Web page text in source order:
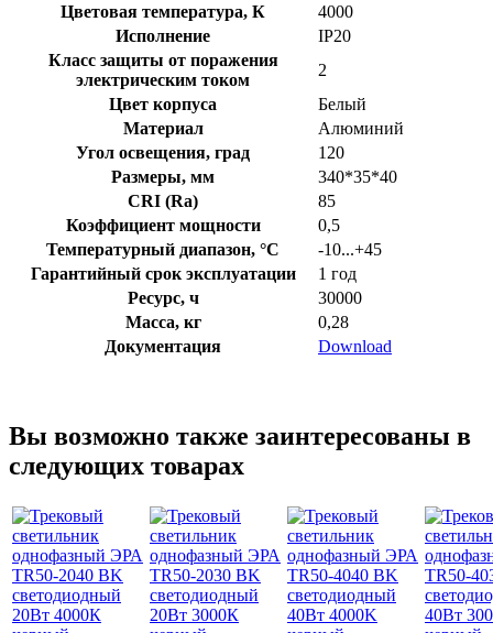
Цветовая температура, К
4000
Исполнение
IP20
Класс защиты от поражения
электрическим током
2
Цвет корпуса
Белый
Материал
Алюминий
Угол освещения, град
120
Размеры, мм
340*35*40
CRI (Ra)
85
Коэффициент мощности
0,5
Температурный диапазон, °C
-10...+45
Гарантийный срок эксплуатации
1 год
Ресурс, ч
30000
Масса, кг
0,28
Документация
Download
Вы возможно также заинтересованы в
следующих товарах